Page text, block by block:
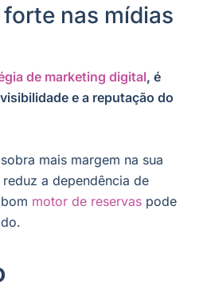
nas mídias
de marketing digital, é
e a reputação do
mais margem na sua
a dependência de
motor de reservas pode